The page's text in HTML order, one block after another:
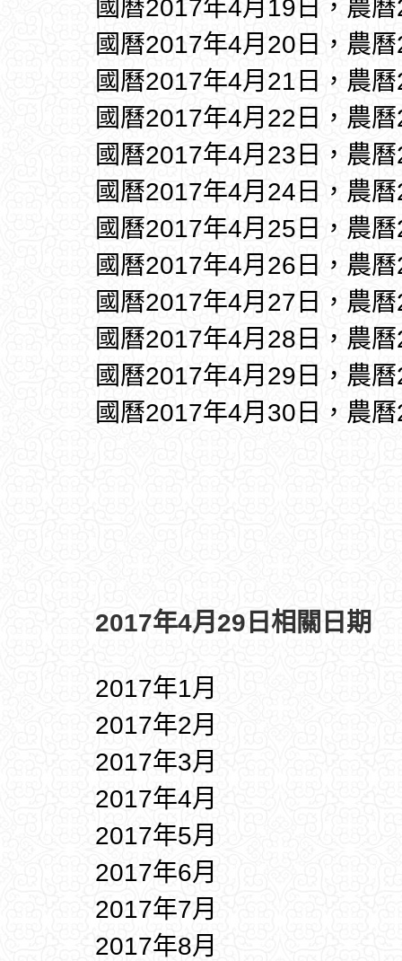
國曆2017年4月19日，農
國曆2017年4月20日，農
國曆2017年4月21日，農
國曆2017年4月22日，農
國曆2017年4月23日，農
國曆2017年4月24日，農
國曆2017年4月25日，農
國曆2017年4月26日，農
國曆2017年4月27日，農
國曆2017年4月28日，農
國曆2017年4月29日，農
國曆2017年4月30日，農
2017年4月29日相關日期
2017年1月
2017年2月
2017年3月
2017年4月
2017年5月
2017年6月
2017年7月
2017年8月